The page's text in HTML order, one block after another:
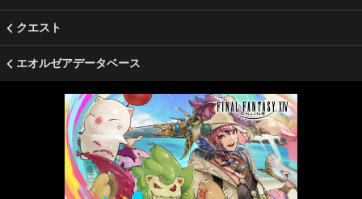
クエスト
エオルゼアデータベース